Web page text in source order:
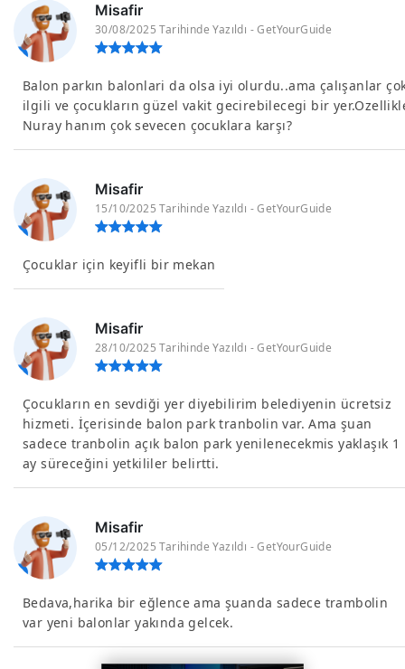
Misafir
30/08/2025 Tarihinde Yazıldı - GetYourGuide
Balon parkın balonlari da olsa iyi olurdu..ama çalışanlar
ilgili ve çocukların güzel vakit gecirebilecegi bir
Nuray hanım çok sevecen çocuklara karşı?
Misafir
15/10/2025 Tarihinde Yazıldı - GetYourGuide
Çocuklar için keyifli bir mekan
Misafir
28/10/2025 Tarihinde Yazıldı - GetYourGuide
Çocukların en sevdiği yer diyebilirim belediyenin ücretsiz
hizmeti. İçerisinde balon park tranbolin var. Ama şuan
sadece tranbolin açık balon park yenilenecekmis yaklaşık 1
ay süreceğini yetkililer belirtti.
Misafir
05/12/2025 Tarihinde Yazıldı - GetYourGuide
Bedava,harika bir eğlence ama şuanda sadece trambolin
var yeni balonlar yakında gelcek.